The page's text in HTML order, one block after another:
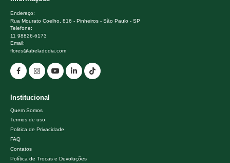
Endereço:
Rua Mourato Coelho, 816 - Pinheiros - São Paulo - SP
Telefone:
11 98826-6173
Email:
flores@abeladodia.com
Institucional
Quem Somos
Termos de uso
Politica de Privacidade
FAQ
Contatos
Política de Trocas e Devoluções